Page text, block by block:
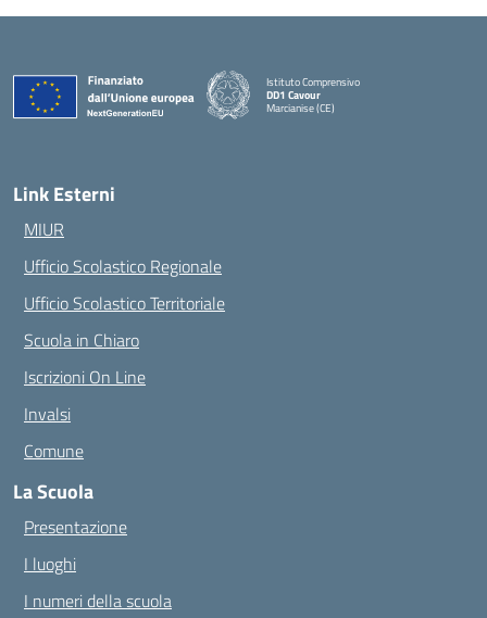
Istituto Comprensivo
DD1 Cavour
Marcianise (CE)
Link Esterni
MIUR
Ufficio Scolastico Regionale
Ufficio Scolastico Territoriale
Scuola in Chiaro
Iscrizioni On Line
Invalsi
Comune
La Scuola
Presentazione
I luoghi
I numeri della scuola